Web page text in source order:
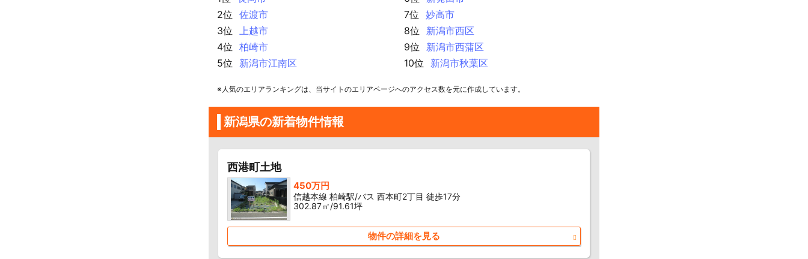
2位
佐渡市
3位
上越市
4位
柏崎市
5位
新潟市江南区
7位
妙高市
8位
新潟市西区
9位
新潟市西蒲区
10位
新潟市秋葉区
※人気のエリアランキングは、当サイトのエリアページへのアクセス数を元に作成しています。
新潟県の新着物件情報
西港町土地
450万円
信越本線 柏崎駅/バス 西本町2丁目 徒歩17分
302.87㎡/91.61坪
物件の詳細を見る